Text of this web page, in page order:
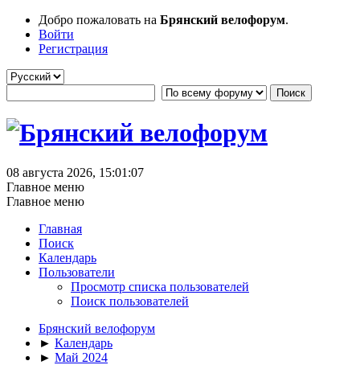
Добро пожаловать на Брянский велофорум.
Войти
Регистрация
08 августа 2026, 15:01:07
Главное меню
Главное меню
Главная
Поиск
Календарь
Пользователи
Просмотр списка пользователей
Поиск пользователей
Брянский велофорум
► Календарь
► Май 2024